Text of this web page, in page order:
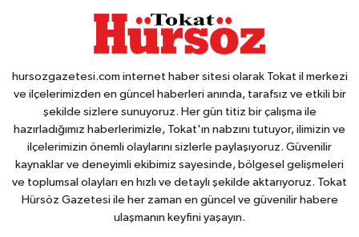
hursozgazetesi.com internet haber sitesi olarak Tokat il merkezi
ve ilçelerimizden en güncel haberleri anında, tarafsız ve etkili bir
şekilde sizlere sunuyoruz. Her gün titiz bir çalışma ile
hazırladığımız haberlerimizle, Tokat'ın nabzını tutuyor, ilimizin ve
ilçelerimizin önemli olaylarını sizlerle paylaşıyoruz. Güvenilir
kaynaklar ve deneyimli ekibimiz sayesinde, bölgesel gelişmeleri
ve toplumsal olayları en hızlı ve detaylı şekilde aktarıyoruz. Tokat
Hürsöz Gazetesi ile her zaman en güncel ve güvenilir habere
ulaşmanın keyfini yaşayın.